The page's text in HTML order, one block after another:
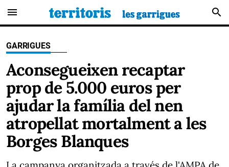
menu search
GARRIGUES
Aconsegueixen recaptar
prop de 5.000 euros per
ajudar la família del nen
atropellat mortalment a les
Borges Blanques